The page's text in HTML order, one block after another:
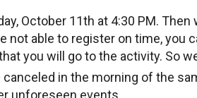
October 11th at 4:30 PM.
able to register on time, you
you will go to the activity. So
canceled in the morning of the
unforeseen events.